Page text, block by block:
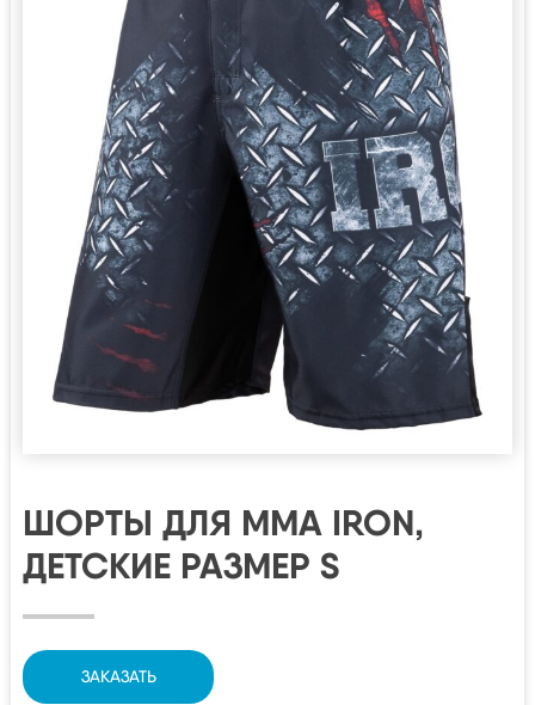
ШОРТЫ ДЛЯ MMA IRON,
ДЕТСКИЕ РАЗМЕР S
ЗАКАЗАТЬ